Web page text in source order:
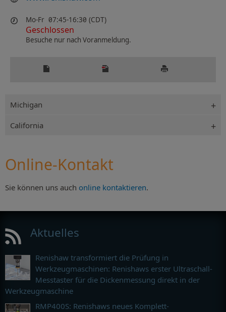
Mo-Fr 07:45-16:30 (CDT)
Geschlossen
Besuche nur nach Voranmeldung.
Michigan
California
Online-Kontakt
Sie können uns auch online kontaktieren.
Aktuelles
Renishaw transformiert die Prüfung in
Werkzeugmaschinen: Renishaws erster Ultraschall-
Messtaster für die Dickenmessung direkt in der
Werkzeugmaschine
RMP400S: Renishaws neues Komplett-